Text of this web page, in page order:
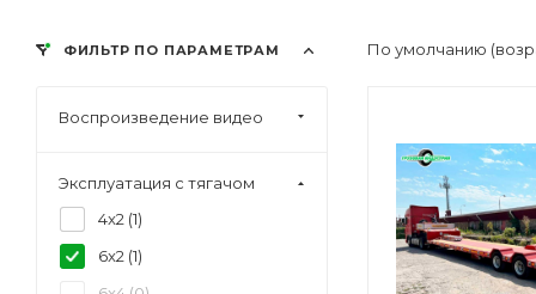
По умолчанию
ФИЛЬТР ПО ПАРАМЕТРАМ
Воспроизведение видео
Эксплуатация с тягачом
4x2 (1)
6x2 (1)